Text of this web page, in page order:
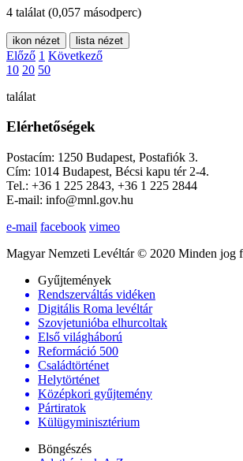
4 találat (0,057 másodperc)
ikon nézet lista nézet
Előző 1 Következő
10 20 50
találat
Elérhetőségek
Postacím: 1250 Budapest, Postafiók 3.
Cím: 1014 Budapest, Bécsi kapu tér 2-4.
Tel.: +36 1 225 2843, +36 1 225 2844
E-mail: info@mnl.gov.hu
e-mail facebook vimeo
Magyar Nemzeti Levéltár © 2020 Minden jog
Gyűjtemények
Rendszerváltás vidéken
Digitális Roma levéltár
Szovjetunióba elhurcoltak
Első világháború
Reformáció 500
Családtörténet
Helytörténet
Középkori gyűjtemény
Pártiratok
Külügyminisztérium
Böngészés